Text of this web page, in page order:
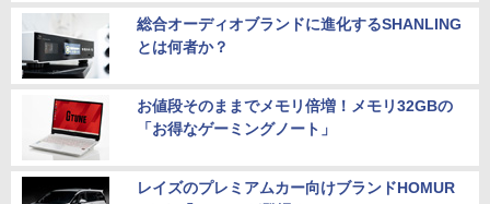
総合オーディオブランドに進化するSHANLING
とは何者か？
お値段そのままでメモリ倍増！メモリ32GBの
「お得なゲーミングノート」
レイズのプレミアムカー向けブランドHOMUR